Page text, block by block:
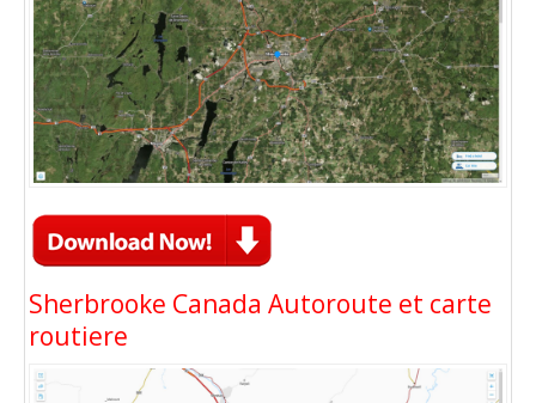
Sherbrooke Canada Autoroute et carte
routiere